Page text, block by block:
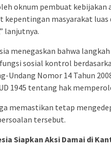
oknum pembuat kebijakan
kepentingan masyarakat
lanjutnya.
menegaskan bahwa
sosial kontrol
Undang Nomor 14 Tahun
1945 tentang hak
memastikan tetap
tersebut.
Siapkan Aksi Damai di